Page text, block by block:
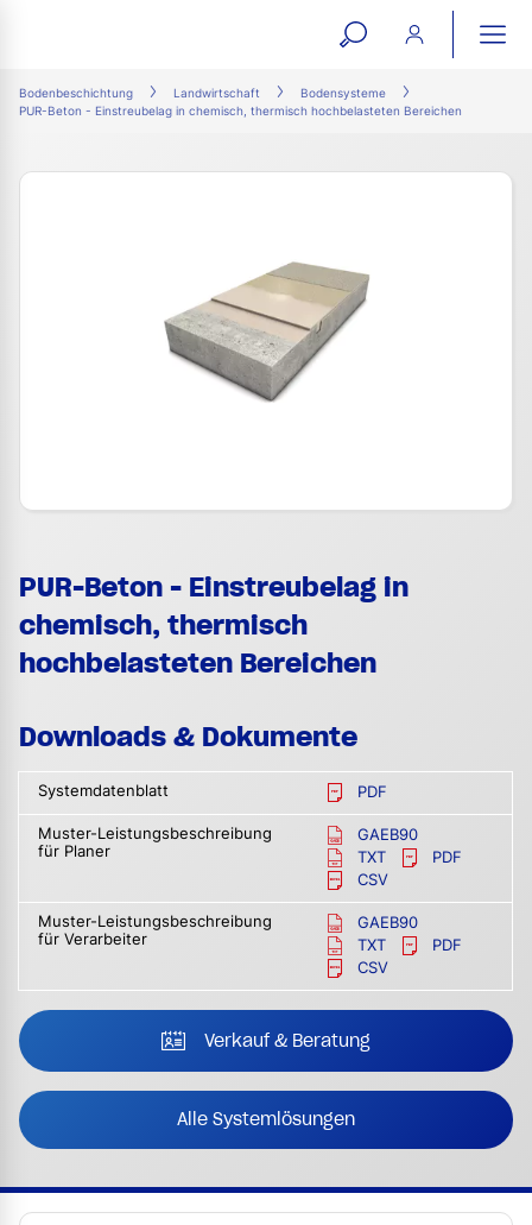
open
search
Bodenbeschichtung Landwirtschaft
Bodensysteme
PUR-Beton - Einstreubelag in chemisch, thermisch hochbelasteten Bereichen
PUR-Beton - Einstreubelag in
chemisch, thermisch
hochbelasteten Bereichen
Downloads & Dokumente
Systemdatenblatt PDF
Muster-Leistungsbeschreibung
für Planer
GAEB90
TXT
PDF
CSV
Muster-Leistungsbeschreibung
für Verarbeiter
GAEB90
TXT
PDF
CSV
Verkauf & Beratung
Alle Systemlösungen